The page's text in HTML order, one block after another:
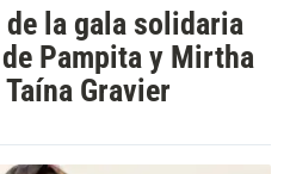
la gala solidaria
Pampita y Mirtha
Gravier